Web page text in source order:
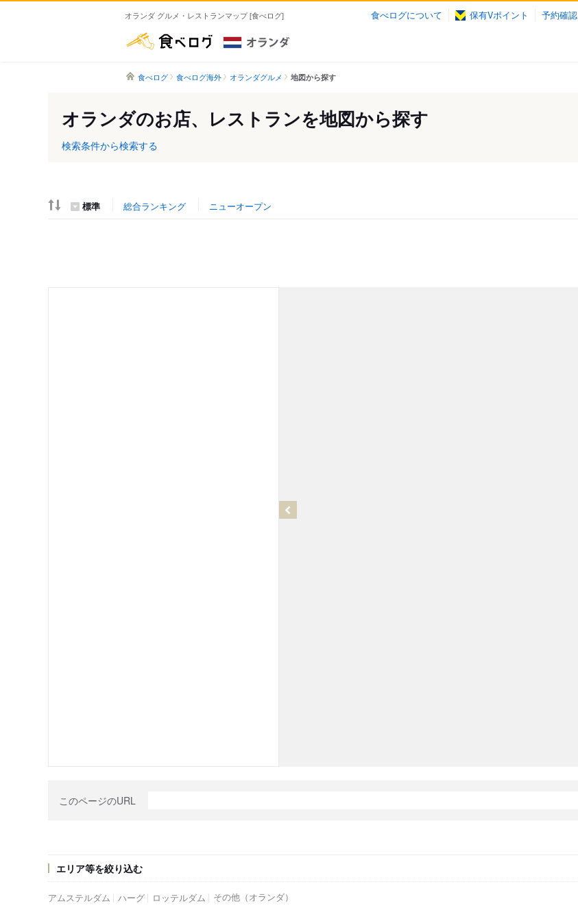
オランダ グルメ・レストランマップ [食べログ] 食べログについて 保有Vポイント 予約確認
食べログ
食べログ 食べログ海外 オランダグルメ 地図から探す
オランダのお店、レストランを地図から探す
検索条件から検索する
標準 総合ランキング ニューオープン
このページのURL
エリア等を絞り込む
アムステルダム ハーグ ロッテルダム その他（オランダ）